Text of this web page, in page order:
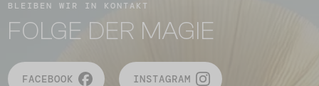
BLEIBEN WIR IN KONTAKT
FOLGE DER MAGIE
FACEBOOK INSTAGRAM